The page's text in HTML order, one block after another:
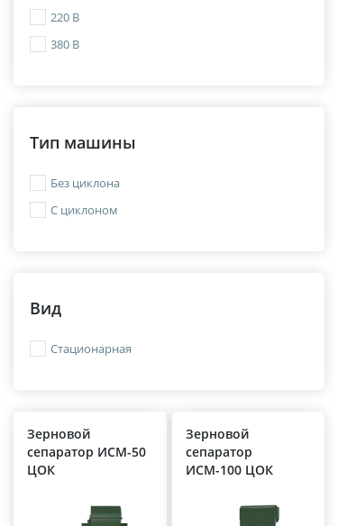
220 В
380 В
Тип машины
Без циклона
С циклоном
Вид
Стационарная
Зерновой
сепаратор ИСМ-50
ЦОК
Зерновой
сепаратор
ИСМ-100 ЦОК